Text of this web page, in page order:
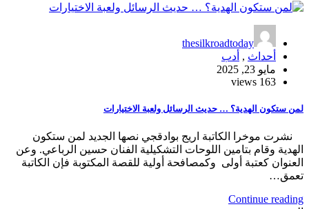
thesilkroadtoday
أحداث , أدب
مايو 23, 2025
163 views
لمن ستكون الهدية؟ … حديث الرسائل ولعبة الاختيارات
نشرت موخرا الكاتبة اريج بوادقجي نصها الجديد لمن ستكون
الهدية وقام بتامين اللوحات التشكيلية الفنان حسين الرباعي. وعن
العنوان كعتبة أولى وكمصافحة أولية للقصة المكتوبة فإن الكاتبة
تعمق…
Continue reading